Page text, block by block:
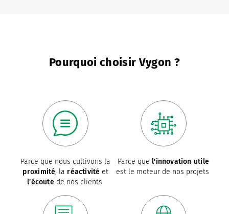
Pourquoi choisir Vygon ?
Parce que nous cultivons la
proximité, la réactivité et
l'écoutede nos clients
Parce que l'innovation utile
est le moteur de nos projets